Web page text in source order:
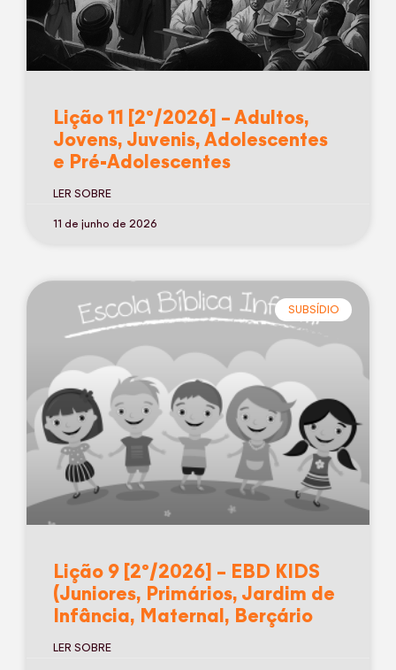
Lição 11 [2º/2026] – Adultos,
Jovens, Juvenis, Adolescentes
e Pré-Adolescentes
LER SOBRE
11 de junho de 2026
SUBSÍDIO
Lição 9 [2º/2026] – EBD KIDS
(Juniores, Primários, Jardim de
Infância, Maternal, Berçário
LER SOBRE